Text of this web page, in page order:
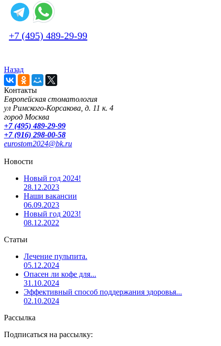
+7 (495) 489-29-99
Назад
Контакты
Европейская стоматология
ул Римского-Корсакова, д. 11 к. 4
город Москва
+7 (495) 489-29-99
+7 (916) 298-00-58
eurostom2024@bk.ru
Новости
Новый год 2024!
28.12.2023
Наши вакансии
06.09.2023
Новый год 2023!
08.12.2022
Статьи
Лечение пульпита.
05.12.2024
Опасен ли кофе для...
31.10.2024
Эффективный способ поддержания здоровья...
02.10.2024
Рассылка
Подписаться на рассылку: